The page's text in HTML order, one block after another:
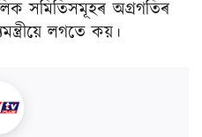
সমিতিসমূহৰ অগ্ৰগতিৰ
লগতে কয়।